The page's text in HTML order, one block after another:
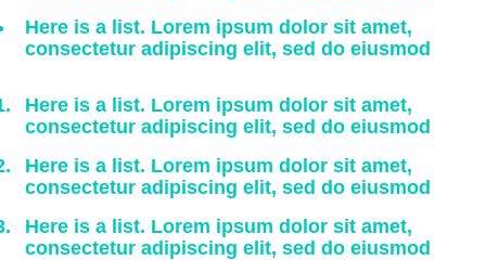
Here is a list. Lorem ipsum dolor sit amet,
consectetur adipiscing elit, sed do eiusmod
Here is a list. Lorem ipsum dolor sit amet,
consectetur adipiscing elit, sed do eiusmod
Here is a list. Lorem ipsum dolor sit amet,
consectetur adipiscing elit, sed do eiusmod
Here is a list. Lorem ipsum dolor sit amet,
consectetur adipiscing elit, sed do eiusmod